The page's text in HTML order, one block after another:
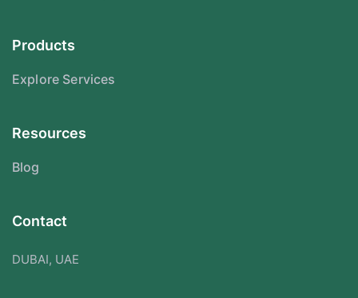
Products
Explore Services
Resources
Blog
Contact
DUBAI, UAE